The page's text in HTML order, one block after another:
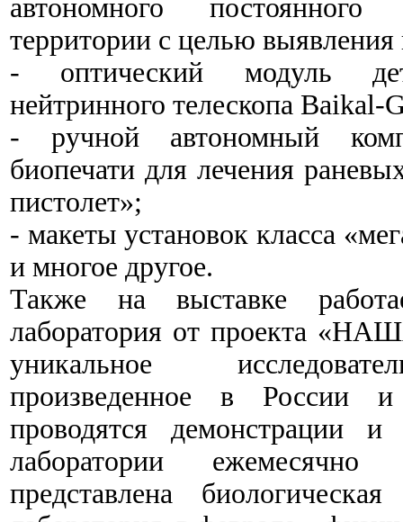
автономного постоянного
территории с целью
- оптический модуль
нейтринного телескопа Baikal-
- ручной автономный
биопечати для лечения
пистолет»;
- макеты установок класса
и многое другое.
Также на выставке
лаборатория от проекта
уникальное
произведенное в России и
проводятся демонстрации и
лаборатории
представлена